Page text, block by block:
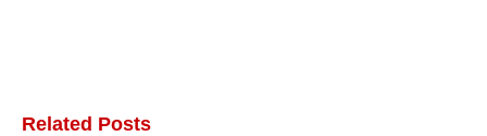
Related Posts